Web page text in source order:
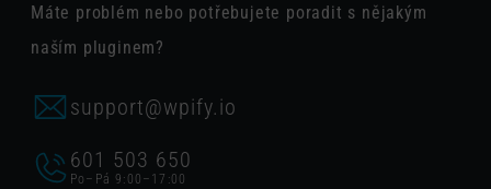
Máte problém nebo potřebujete poradit s nějakým
naším pluginem?
support@wpify.io
601 503 650
Po–Pá 9:00–17:00